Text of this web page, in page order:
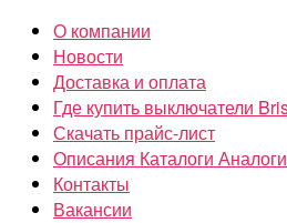
Перейти
содержимому
О компании
Новости
Доставка и оплата
Где купить выключатели
Скачать прайс-лист
Описания Каталоги Аналоги
Контакты
Вакансии